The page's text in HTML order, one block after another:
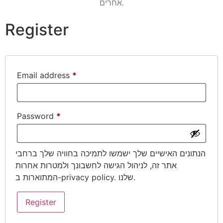
L
Add to cart
באתר מקבלים מגוון
אחרים.
Register
Email address *
Password *
הנתונים האישיים שלך ישמשו לתמיכה בחוויה שלך ברחבי
אתר זה, לניהול הגישה לחשבונך ולמטרות אחרות
המתוארות ב-privacy policy . שלנו.
Register